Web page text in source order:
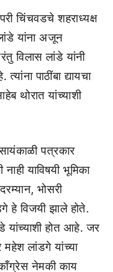
चिंचवडचे शहराध्यक्ष
यांना अजून
विलास लांडे यांनी
पाठींबा द्यायचा
थोरात यांच्याशी
पत्रकार
नाही याविषयी भूमिका
भोसरी
हे विजयी झाले होते.
यांच्याशी होत आहे. जर
महेश लांडगे यांच्या
नेमकी काय